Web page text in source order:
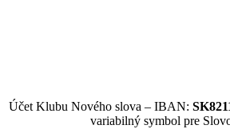
Účet Klubu Nového slova – IBAN:
variabilný symbol pre